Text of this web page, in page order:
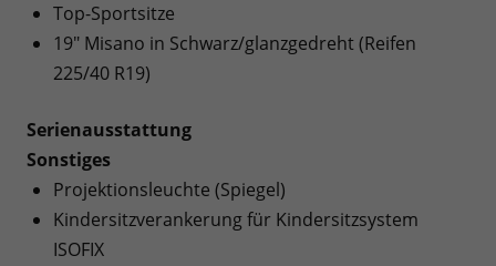
Top-Sportsitze
19" Misano in Schwarz/glanzgedreht (Reifen
225/40 R19)
Serienausstattung
Sonstiges
Projektionsleuchte (Spiegel)
Kindersitzverankerung für Kindersitzsystem
ISOFIX